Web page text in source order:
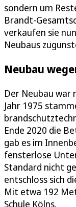
sondern um
Brandt-
verkaufen sie
Neubaus
Neubau
Der Neubau war
Jahr 1975
Ende 2020 die
gab es im
fensterlose
Standard nicht
entschloss sich
Mit etwa 192
Schule Kölns.